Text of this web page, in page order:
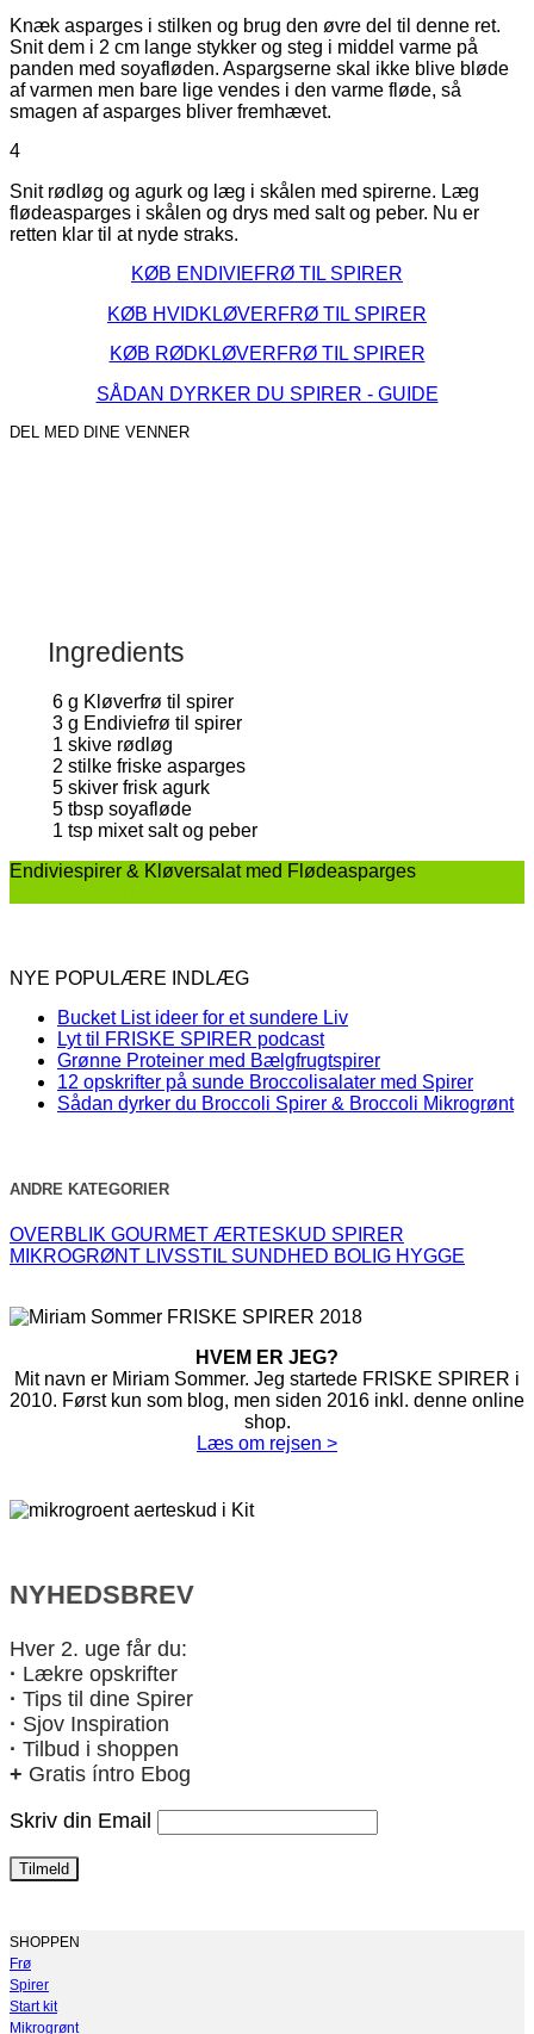
Knæk asparges i stilken og brug den øvre del til denne ret.
Snit dem i 2 cm lange stykker og steg i middel varme på
panden med soyafløden. Aspargserne skal ikke blive bløde
af varmen men bare lige vendes i den varme fløde, så
smagen af asparges bliver fremhævet.
4
Snit rødløg og agurk og læg i skålen med spirerne. Læg
flødeasparges i skålen og drys med salt og peber. Nu er
retten klar til at nyde straks.
KØB ENDIVIEFRØ TIL SPIRER
KØB HVIDKLØVERFRØ TIL SPIRER
KØB RØDKLØVERFRØ TIL SPIRER
SÅDAN DYRKER DU SPIRER - GUIDE
DEL MED DINE VENNER
Ingredients
6 g Kløverfrø til spirer
3 g Endiviefrø til spirer
1 skive rødløg
2 stilke friske asparges
5 skiver frisk agurk
5 tbsp soyafløde
1 tsp mixet salt og peber
Endiviespirer & Kløversalat med Flødeasparges
Ingredients
NYE POPULÆRE INDLÆG
Bucket List ideer for et sundere Liv
Lyt til FRISKE SPIRER podcast
Grønne Proteiner med Bælgfrugtspirer
12 opskrifter på sunde Broccolisalater med Spirer
Sådan dyrker du Broccoli Spirer & Broccoli Mikrogrønt
ANDRE KATEGORIER
OVERBLIK GOURMET ÆRTESKUD SPIRER
MIKROGRØNT LIVSSTIL SUNDHED BOLIG HYGGE
HVEM ER JEG?
Mit navn er Miriam Sommer. Jeg startede FRISKE SPIRER i
2010. Først kun som blog, men siden 2016 inkl. denne online
shop.
Læs om rejsen >
NYHEDSBREV
Hver 2. uge får du:
· Lækre opskrifter
· Tips til dine Spirer
· Sjov Inspiration
· Tilbud i shoppen
+ Gratis íntro Ebog
Skriv din Email
SHOPPEN
Frø
Spirer
Start kit
Mikrogrønt